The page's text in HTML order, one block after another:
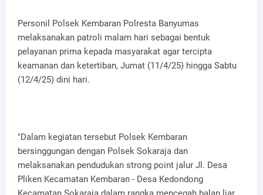
Personil Polsek Kembaran Polresta Banyumas
melaksanakan patroli malam hari sebagai bentuk
pelayanan prima kepada masyarakat agar tercipta
keamanan dan ketertiban, Jumat (11/4/25) hingga Sabtu
(12/4/25) dini hari.
"Dalam kegiatan tersebut Polsek Kembaran
bersinggungan dengan Polsek Sokaraja dan
melaksanakan pendudukan strong point jalur Jl. Desa
Pliken Kecamatan Kembaran - Desa Kedondong